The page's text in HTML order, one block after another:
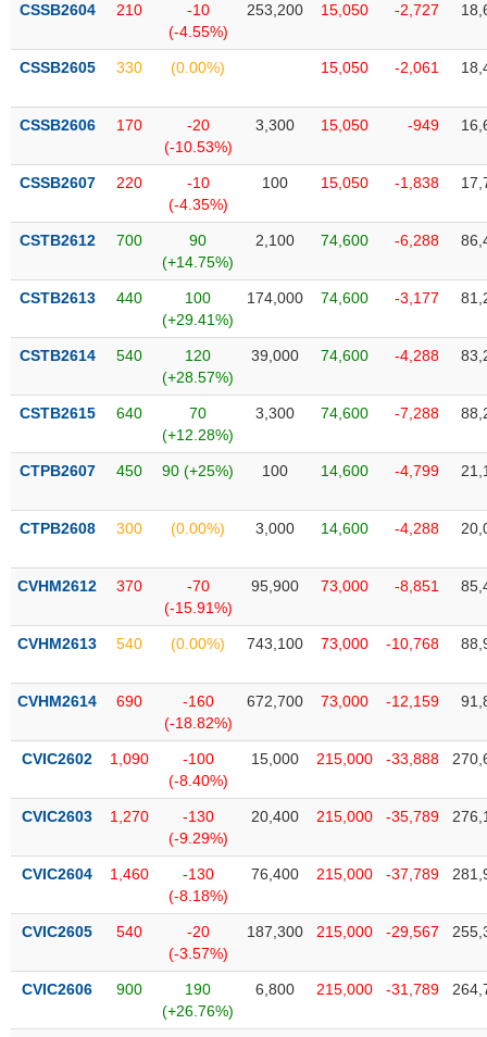
CSSB2604 210
-10
(-4.55%)
253,200 15,050 -2,727
CSSB2605 330 (0.00%) 15,050 -2,061
CSSB2606 170
-20
(-10.53%)
3,300 15,050 -949
CSSB2607 220
-10
(-4.35%)
100 15,050 -1,838
CSTB2612 700
90
(+14.75%)
2,100 74,600 -6,288
CSTB2613 440
100
(+29.41%)
174,000 74,600 -3,177
CSTB2614 540
120
(+28.57%)
39,000 74,600 -4,288
CSTB2615 640
70
(+12.28%)
3,300 74,600 -7,288
CTPB2607 450 90 (+25%) 100 14,600 -4,799
CTPB2608 300 (0.00%) 3,000 14,600 -4,288
CVHM2612 370
-70
(-15.91%)
95,900 73,000 -8,851
CVHM2613 540 (0.00%) 743,100 73,000 -10,768
CVHM2614 690
-160
(-18.82%)
672,700 73,000 -12,159
CVIC2602 1,090
-100
(-8.40%)
15,000 215,000 -33,888
CVIC2603 1,270
-130
(-9.29%)
20,400 215,000 -35,789
CVIC2604 1,460
-130
(-8.18%)
76,400 215,000 -37,789
CVIC2605 540
-20
(-3.57%)
187,300 215,000 -29,567
CVIC2606 900
190
(+26.76%)
6,800 215,000 -31,789
ÍCH
BẤT
ĐỘNG
chứng
khoán
Tất cả Cổ phiếu Chỉ số Chứng chỉ quỹ Chứng
Lãnh
(-)
tức
(-)
của
(-)
Báo
phân
tích
ngữ
(-)